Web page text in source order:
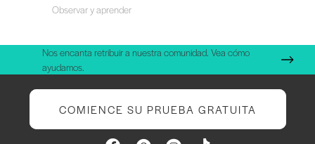
Observar y aprender
Nos encanta retribuir a nuestra comunidad. Vea cómo
ayudamos.
COMIENCE SU PRUEBA GRATUITA